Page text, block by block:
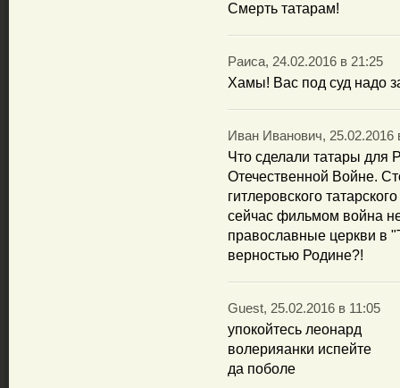
Смерть татарам!
Раиса, 24.02.2016 в 21:25
Хамы! Вас под суд надо
Иван Иванович, 25.02.2016
Что сделали татары для
Отечественной Войне.
гитлеровского
сейчас фильмом война
православные церкви в
верностью Родине?!
Guest, 25.02.2016 в 11:05
упокойтесь леонард
волерияанки испейте
да поболе